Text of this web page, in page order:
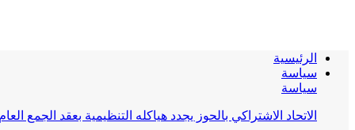
الرئيسية
سياسة
سياسة
الاتحاد الاشتراكي بالحوز يجدد هياكله التنظيمية بعقد الجمع